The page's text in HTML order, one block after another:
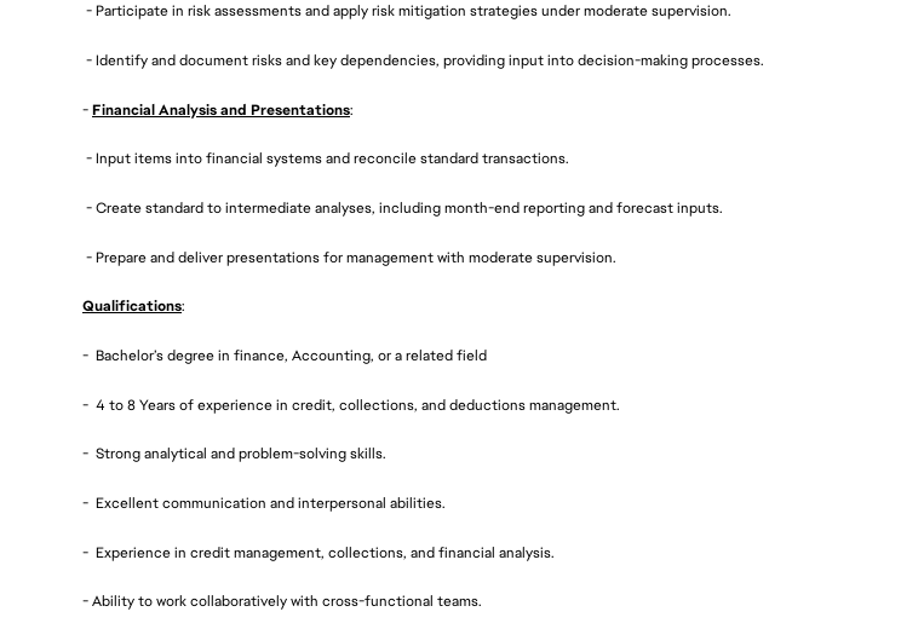
- Participate in risk assessments and apply risk mitigation strategies under moderate supervision.
- Identify and document risks and key dependencies, providing input into decision-making processes.
-Financial Analysis and Presentations:
- Input items into financial systems and reconcile standard transactions.
- Create standard to intermediate analyses, including month-end reporting and forecast inputs.
- Prepare and deliver presentations for management with moderate supervision.
Qualifications:
- Bachelor’s degree in finance, Accounting, or a related field
- 4 to 8 Years of experience in credit, collections, and deductions management.
- Strong analytical and problem-solving skills.
- Excellent communication and interpersonal abilities.
- Experience in credit management, collections, and financial analysis.
- Ability to work collaboratively with cross-functional teams.